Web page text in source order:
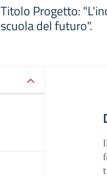
Titolo Progetto:
scuola del futuro".